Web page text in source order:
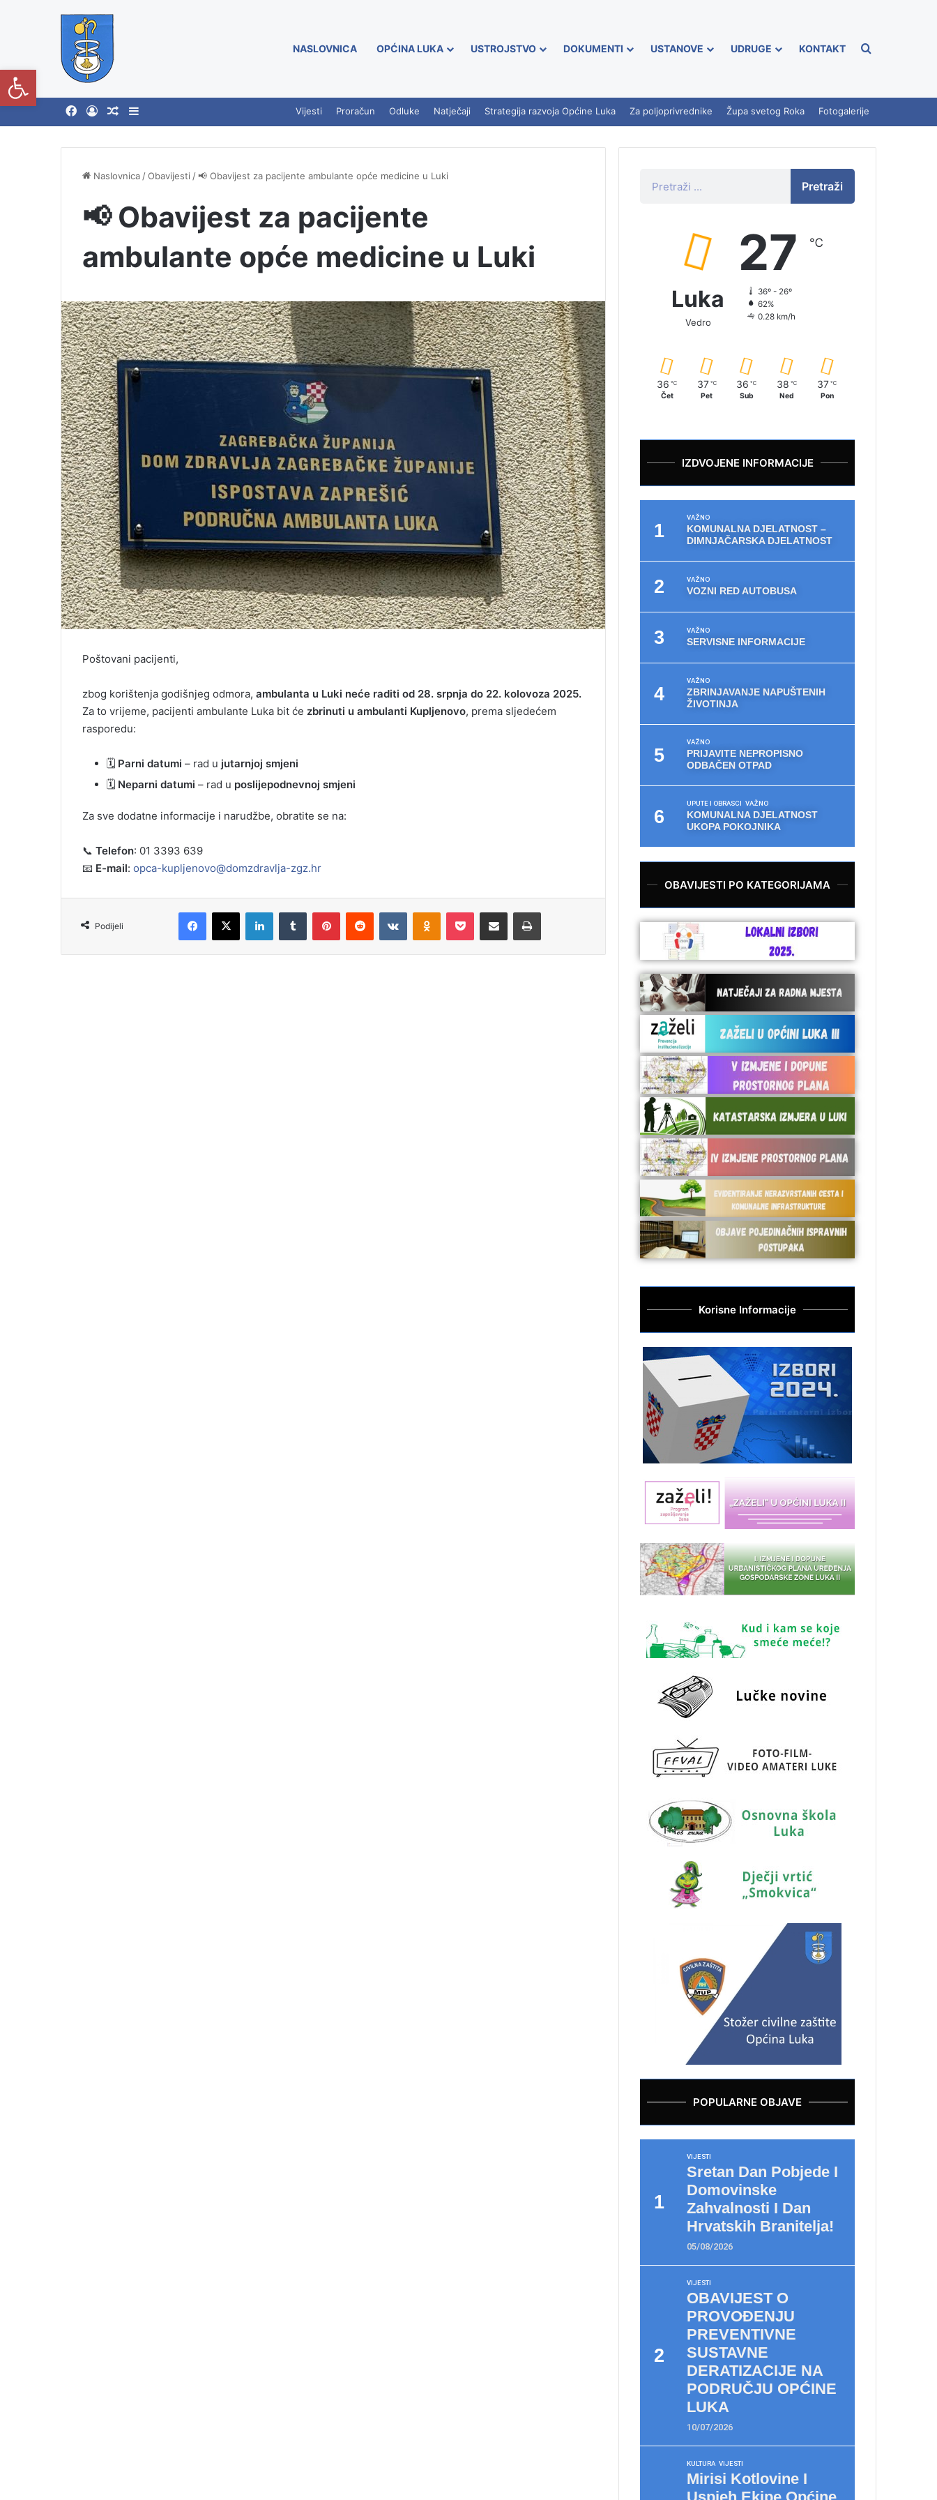
NASLOVNICA OPĆINA LUKA USTROJSTVO DOKUMENTI USTANOVE UDRUGE KONTAKT
Vijesti Proračun Odluke Natječaji Strategija razvoja Općine Luka Za poljoprivrednike Župa svetog Roka Fotogalerije
Naslovnica /Obavijesti /📢 Obavijest za pacijente ambulante opće medicine u Luki
📢 Obavijest za pacijente
ambulante opće medicine u Luki
Poštovani pacijenti,
zbog korištenja godišnjeg odmora, ambulanta u Luki neće raditi od 28. srpnja do 22. kolovoza 2025.
Za to vrijeme, pacijenti ambulante Luka bit će zbrinuti u ambulanti Kupljenovo, prema sljedećem
rasporedu:
🗓 Parni datumi – rad u jutarnjoj smjeni
🗓 Neparni datumi – rad u poslijepodnevnoj smjeni
Za sve dodatne informacije i narudžbe, obratite se na:
📞 Telefon: 01 3393 639
📧 E-mail: opca-kupljenovo@domzdravlja-zgz.hr
Podijeli
Pretraži
Luka
Vedro
27 ℃
36º - 26º
62%
0.28 km/h
36 ℃
Čet
37 ℃
Pet
36 ℃
Sub
38 ℃
Ned
37 ℃
Pon
IZDVOJENE INFORMACIJE
VAŽNO
KOMUNALNA DJELATNOST –
DIMNJAČARSKA DJELATNOST
VAŽNO
VOZNI RED AUTOBUSA
VAŽNO
SERVISNE INFORMACIJE
VAŽNO
ZBRINJAVANJE NAPUŠTENIH
ŽIVOTINJA
VAŽNO
PRIJAVITE NEPROPISNO
ODBAČEN OTPAD
UPUTE I OBRASCI VAŽNO
KOMUNALNA DJELATNOST
UKOPA POKOJNIKA
OBAVIJESTI PO KATEGORIJAMA
Korisne Informacije
POPULARNE OBJAVE
VIJESTI
Sretan Dan Pobjede I
Domovinske
Zahvalnosti I Dan
Hrvatskih Branitelja!
05/08/2026
VIJESTI
OBAVIJEST O
PROVOĐENJU
PREVENTIVNE
SUSTAVNE
DERATIZACIJE NA
PODRUČJU OPĆINE
LUKA
10/07/2026
KULTURA VIJESTI
Mirisi Kotlovine I
Uspjeh Ekipe Općine
Open toolbar